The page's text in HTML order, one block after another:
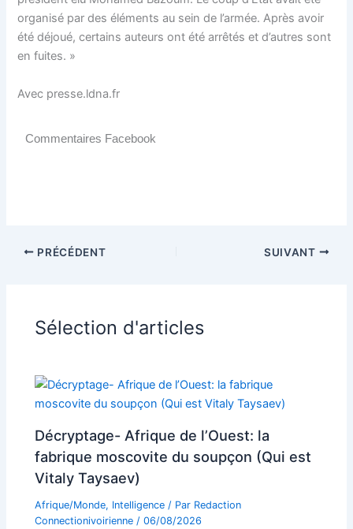
organisé par des éléments au sein de l’armée. Après avoir
été déjoué, certains auteurs ont été arrêtés et d’autres sont
en fuites. »
Avec presse.ldna.fr
Commentaires Facebook
PRÉCÉDENT SUIVANT
Sélection d'articles
Décryptage- Afrique de l’Ouest: la
fabrique moscovite du soupçon (Qui est
Vitaly Taysaev)
Afrique/Monde, Intelligence / Par Redaction
Connectionivoirienne /06/08/2026